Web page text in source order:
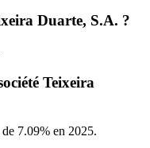
Duarte, S.A. ?
Teixeira
7.09% en 2025.